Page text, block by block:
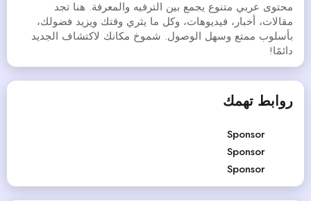
محتوى عربي متنوع يجمع بين الترفيه والمعرفة. هنا تجد
مقالات، أخبار، فيديوهات، وكل ما يثري وقتك ويزيد فضولك،
بأسلوب ممتع وسهل الوصول. شموخ مكانك لاكتشاف الجديد
دائمًا!
روابط تهمك
Sponsor
Sponsor
Sponsor